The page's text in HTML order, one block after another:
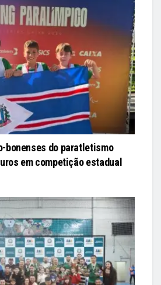
bonenses do paratletismo
em competição estadual